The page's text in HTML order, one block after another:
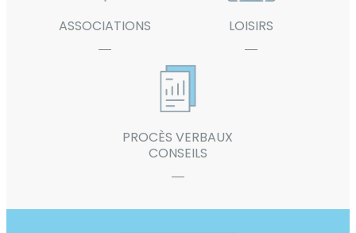
ASSOCIATIONS LOISIRS
PROCÈS VERBAUX
CONSEILS